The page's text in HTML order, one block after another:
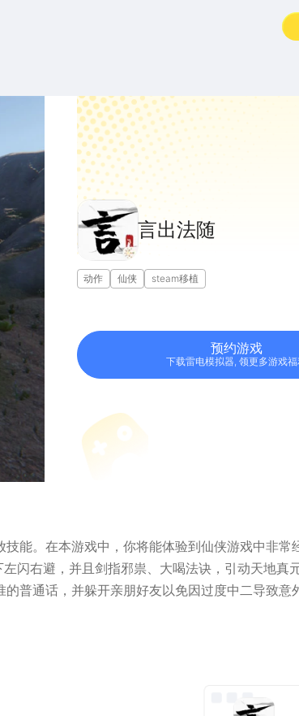
言出法随
动作 仙侠 steam移植
预约游戏
下载雷电模拟器, 领更多游戏福
能。在本游戏中，你将能体验到仙侠游戏中非常
闪右避，并且剑指邪祟、大喝法诀，引动天地真
普通话，并躲开亲朋好友以免因过度中二导致意